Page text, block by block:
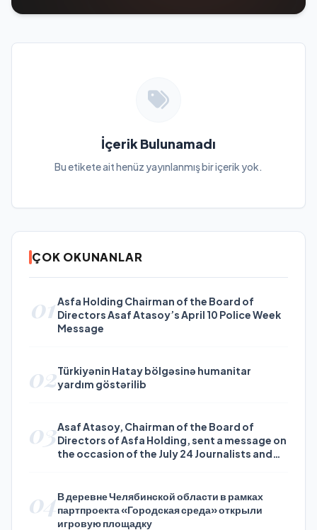
İçerik Bulunamadı
Bu etikete ait henüz yayınlanmış bir içerik yok.
ÇOK OKUNANLAR
01Asfa Holding Chairman of the Board of
Directors Asaf Atasoy’s April 10 Police Week
Message
02Türkiyənin Hatay bölgəsinə humanitar
yardım göstərilib
03Asaf Atasoy, Chairman of the Board of
Directors of Asfa Holding, sent a message on
the occasion of the July 24 Journalists and
04В деревне Челябинской области в рамках
партпроекта «Городская среда» открыли
игровую площадку